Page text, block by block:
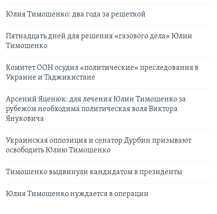
Юлия Тимошенко: два года за решеткой
Пятнадцать дней для решения «газового дела» Юлии
Тимошенко
Комитет ООН осудил «политические» преследования в
Украине и Таджикистане
Арсений Яценюк: для лечения Юлии Тимошенко за
рубежом необходима политическая воля Виктора
Януковича
Украинская оппозиция и сенатор Дурбин призывают
освободить Юлию Тимошенко
Тимошенко выдвинули кандидатом в президенты
Юлия Тимошенко нуждается в операции